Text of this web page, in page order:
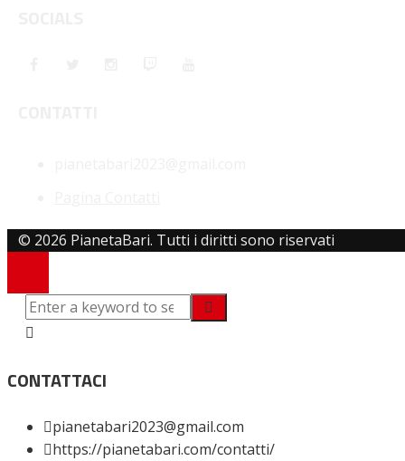
© 2026 PianetaBari. Tutti i diritti sono riservati
CONTATTACI
pianetabari2023@gmail.com
https://pianetabari.com/contatti/